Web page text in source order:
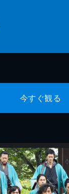
今すぐ観る